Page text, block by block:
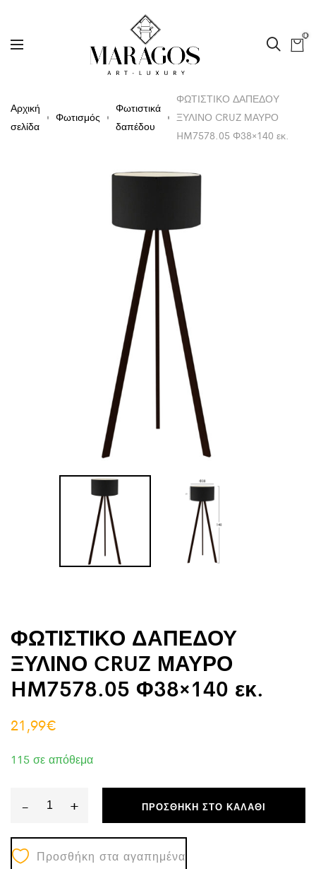
0
Αρχική
σελίδα
Φωτισμός
Φωτιστικά
δαπέδου
ΦΩΤΙΣΤΙΚΟ ΔΑΠΕΔΟΥ
ΞΥΛΙΝΟ CRUZ ΜΑΥΡΟ
HM7578.05 Φ38×140 εκ.
ΦΩΤΙΣΤΙΚΟ ΔΑΠΕΔΟΥ
ΞΥΛΙΝΟ CRUZ ΜΑΥΡΟ
HM7578.05 Φ38×140 εκ.
21,99€
115 σε απόθεμα
-
ΦΩΤΙΣΤΙΚΟ
ΔΑΠΕΔΟΥ
ΞΥΛΙΝΟ
+ ΠΡΟΣΘΉΚΗ ΣΤΟ ΚΑΛΆΘΙ
Προσθήκη στα αγαπημένα